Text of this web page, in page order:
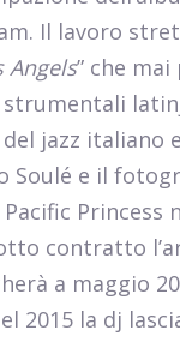
Il lavoro
Angels” che
jazz italiano
Soulé e il
contratto
a maggio
2015 la dj